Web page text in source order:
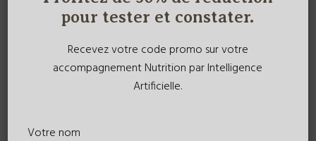
pour tester et constater.
Recevez votre code promo sur votre
accompagnement Nutrition par Intelligence
Artificielle.
Votre nom